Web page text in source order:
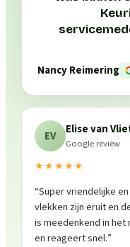
Nancy Reimering
EV Elise van
Google review
★★★★★
“Super vriendelijke
vlekken zijn eruit en
is meedenkend in het
en reageert snel.”